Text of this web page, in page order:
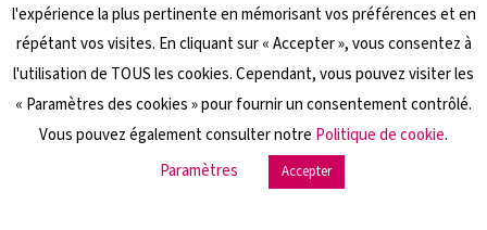
l'expérience la plus pertinente en mémorisant vos préférences et en
répétant vos visites. En cliquant sur « Accepter », vous consentez à
l'utilisation de TOUS les cookies. Cependant, vous pouvez visiter les
« Paramètres des cookies » pour fournir un consentement contrôlé.
Vous pouvez également consulter notre Politique de cookie.
Paramètres
Accepter